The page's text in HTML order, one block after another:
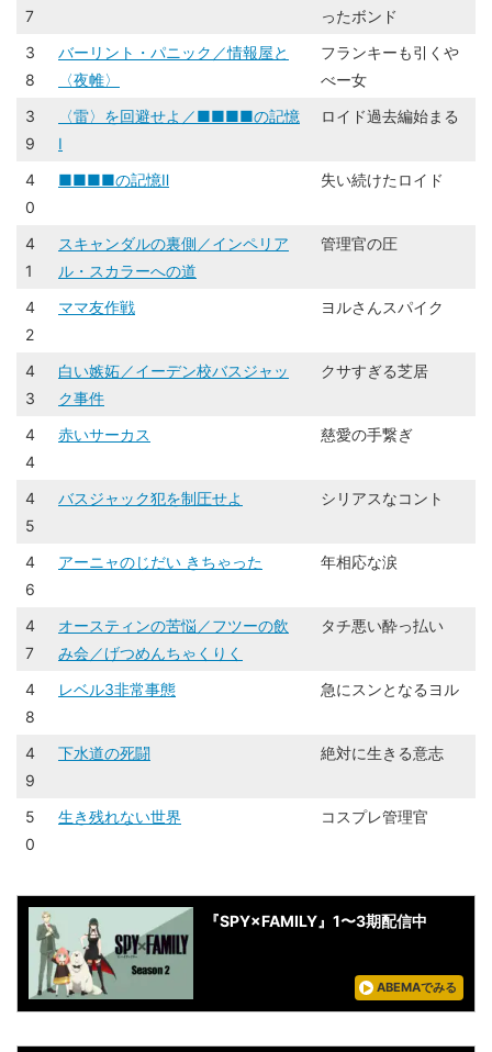
7
ったボンド​
3
8
バーリント・パニック／情報屋と
〈夜帷〉
フランキーも引くや
べー女
3
9
〈雷〉を回避せよ／■■■■の記憶
Ⅰ
​​ロイド過去編始まる​
4
0
■■■■の記憶Ⅱ 失い続けたロイド
4
1
スキャンダルの裏側／インペリア
ル・スカラーへの道
​​管理官の圧​
4
2
ママ友作戦 ヨルさんスパイク
4
3
白い嫉妬／イーデン校バスジャッ
ク事件
​​クサすぎる芝居​
4
4
赤いサーカス 慈愛の手繋ぎ
4
5
バスジャック犯を制圧せよ ​​シリアスなコント​
4
6
アーニャのじだい きちゃった 年相応な涙
4
7
オースティンの苦悩／フツーの飲
み会／げつめんちゃくりく
​​タチ悪い酔っ払い​
4
8
レベル3非常事態 急にスンとなるヨル
4
9
下水道の死闘 絶対に生きる意志​
5
0
生き残れない世界 コスプレ管理官
『SPY×FAMILY』1〜3期配信中
ABEMAでみる